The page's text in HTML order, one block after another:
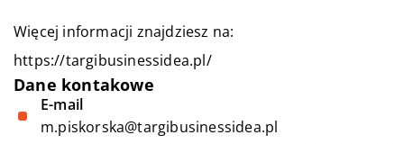
Więcej informacji znajdziesz na:
https://targibusinessidea.pl/
Dane kontakowe
E-mail
m.piskorska@targibusinessidea.pl